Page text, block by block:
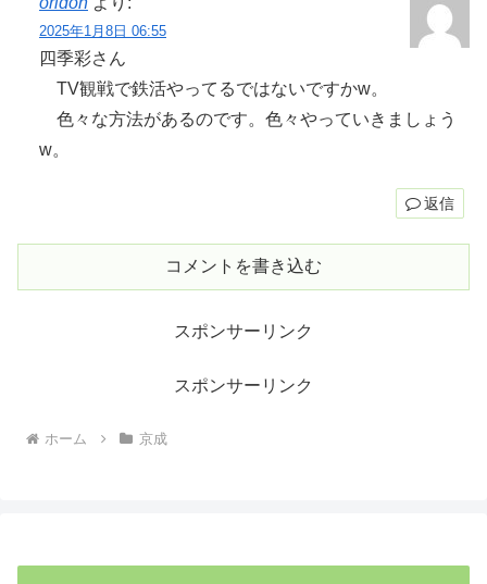
2025年1月8日 06:55
四季彩さん
TV観戦で鉄活やってるではないですかw。
色々な方法があるのです。色々やっていきましょう
w。
返信
コメントを書き込む
スポンサーリンク
スポンサーリンク
ホーム 京成